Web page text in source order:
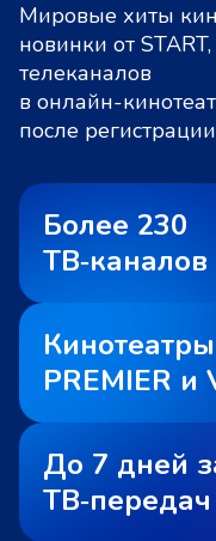
Мировые хиты
новинки от
телеканалов
в онлайн-
после
Более 230
ТВ‑каналов
PREMIER и
До 7 дней
ТВ‑передач